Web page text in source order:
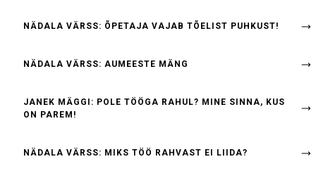
NÄDALA VÄRSS: ÕPETAJA VAJAB TÕELIST PUHKUST!
NÄDALA VÄRSS: AUMEESTE MÄNG
JANEK MÄGGI: POLE TÖÖGA RAHUL? MINE SINNA, KUS
ON PAREM!
NÄDALA VÄRSS: MIKS TÖÖ RAHVAST EI LIIDA?